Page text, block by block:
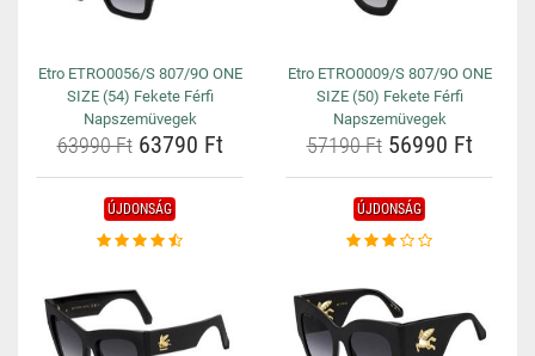
Etro ETRO0056/S 807/9O ONE
SIZE (54) Fekete Férfi
Napszemüvegek
63990 Ft63790 Ft
Etro ETRO0009/S 807/9O ONE
SIZE (50) Fekete Férfi
Napszemüvegek
57190 Ft56990 Ft
ÚJDONSÁG ÚJDONSÁG